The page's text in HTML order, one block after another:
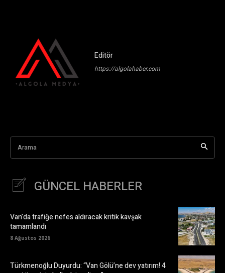
Editör
https://algolahaber.com
Arama
GÜNCEL HABERLER
Van’da trafiğe nefes aldıracak kritik kavşak
tamamlandı
8 Ağustos 2026
Türkmenoğlu Duyurdu: “Van Gölü’ne dev yatırım! 4